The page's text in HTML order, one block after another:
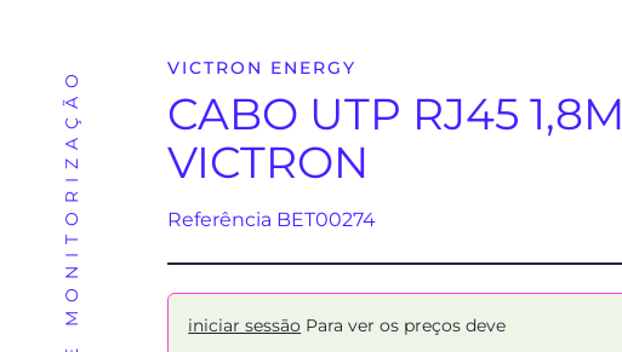
VICTRON ENERGY
CABO UTP RJ45 1,8M
VICTRON
Referência BET00274
iniciar sessão Para ver os preços deve